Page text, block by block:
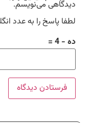
دیدگاهی می‌نویسم.
لطفا پاسخ را به عدد
ده − 4 =